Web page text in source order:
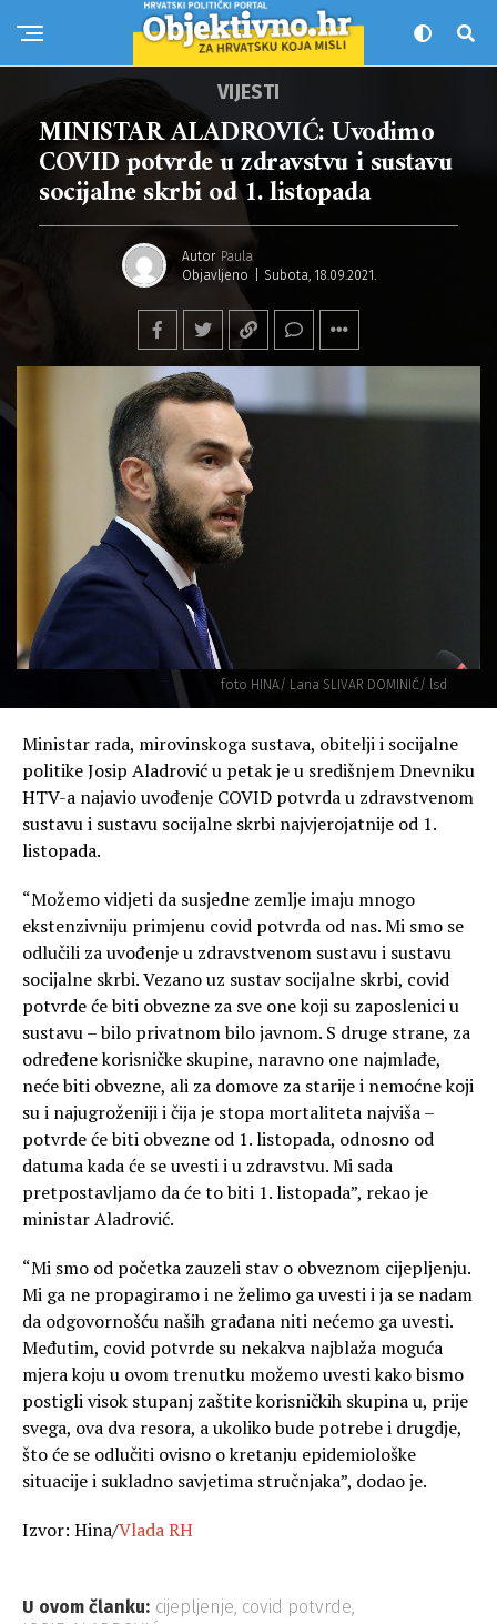
foto HINA/ Lana SLIVAR DOMINIĆ/ lsd
VIJESTI
MINISTAR ALADROVIĆ: Uvodimo
COVID potvrde u zdravstvu i sustavu
socijalne skrbi od 1. listopada
Autor Paula
Objavljeno
Subota, 18.09.2021.
Ministar rada, mirovinskoga sustava, obitelji i socijalne
politike Josip Aladrović u petak je u središnjem Dnevniku
HTV-a najavio uvođenje COVID potvrda u zdravstvenom
sustavu i sustavu socijalne skrbi najvjerojatnije od 1.
listopada.
“Možemo vidjeti da susjedne zemlje imaju mnogo
ekstenzivniju primjenu covid potvrda od nas. Mi smo se
odlučili za uvođenje u zdravstvenom sustavu i sustavu
socijalne skrbi. Vezano uz sustav socijalne skrbi, covid
potvrde će biti obvezne za sve one koji su zaposlenici u
sustavu – bilo privatnom bilo javnom. S druge strane, za
određene korisničke skupine, naravno one najmlađe,
neće biti obvezne, ali za domove za starije i nemoćne koji
su i najugroženiji i čija je stopa mortaliteta najviša –
potvrde će biti obvezne od 1. listopada, odnosno od
datuma kada će se uvesti i u zdravstvu. Mi sada
pretpostavljamo da će to biti 1. listopada”, rekao je
ministar Aladrović.
“Mi smo od početka zauzeli stav o obveznom cijepljenju.
Mi ga ne propagiramo i ne želimo ga uvesti i ja se nadam
da odgovornošću naših građana niti nećemo ga uvesti.
Međutim, covid potvrde su nekakva najblaža moguća
mjera koju u ovom trenutku možemo uvesti kako bismo
postigli visok stupanj zaštite korisničkih skupina u, prije
svega, ova dva resora, a ukoliko bude potrebe i drugdje,
što će se odlučiti ovisno o kretanju epidemiološke
situacije i sukladno savjetima stručnjaka”, dodao je.
Izvor: Hina/Vlada RH
U ovom članku: cijepljenje, covid potvrde,